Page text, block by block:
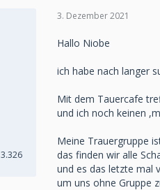
3.326
3. Dezember 2021
Hallo Niobe
ich habe nach langer
Mit dem Tauercafe
und ich noch keinen
Meine Trauergruppe
das finden wir alle
und es das letzte mal
um uns ohne Gruppe